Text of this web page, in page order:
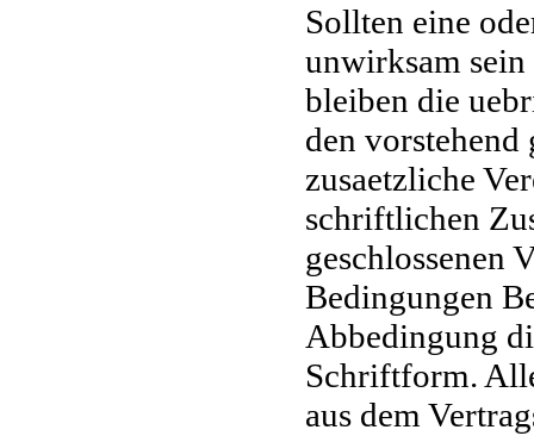
Sollten eine
unwirksam
bleiben die
den vorstehend
zusaetzliche
schriftlichen
geschlossenen
Bedingungen
Abbedingung
Schriftform.
aus dem